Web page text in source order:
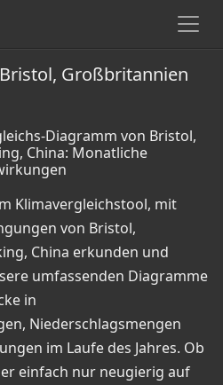
Großbritannien
Diagramm von Bristol,
China: Monatliche
Klimavergleichstool, mit
von Bristol,
China erkunden und
umfassenden Diagramme
in
Niederschlagsmengen
im Laufe des Jahres. Ob
einfach nur neugierig auf